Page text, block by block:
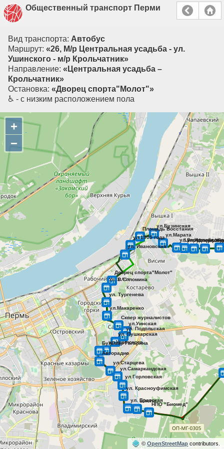
Общественный транспорт Перми
Вид транспорта: Автобус
Маршрут: «26, М/р Центральная усадьба - ул.
Ушинского - м/р Крольчатник»
Направление: «Центральная усадьба –
Крольчатник»
Остановка: «Дворец спорта"Молот"»
♿ - с низким расположением пола
+
−
©OpenStreetMap contributors.